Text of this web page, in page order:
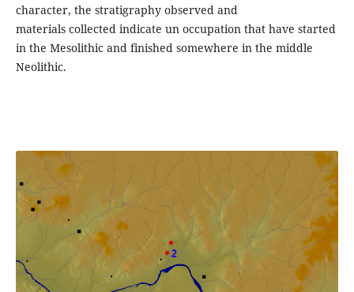
character, the stratigraphy observed and
materials collected indicate un occupation that have started
in the Mesolithic and finished somewhere in the middle
Neolithic.